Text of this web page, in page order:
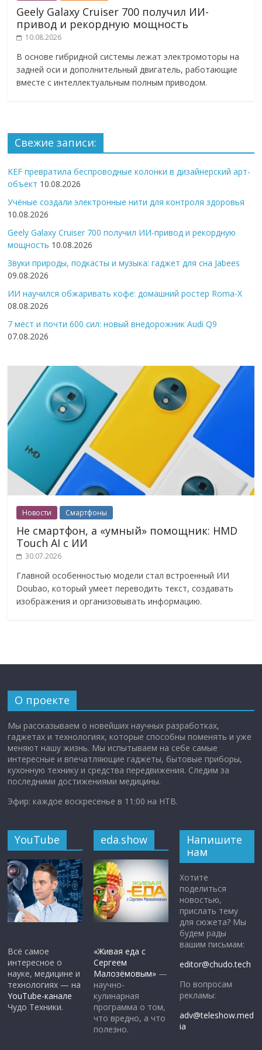
Geely Galaxy Cruiser 700 получил ИИ-
привод и рекордную мощность
10.08.2026
В основе гибридной системы лежат электромоторы на
задней оси и дополнительный двигатель, работающие
вместе с интеллектуальным полным приводом.
Свежие записи:
KEF превратила беспроводные колонки в дизайнерский арт-
объект 10.08.2026
Учёные создали электронные нити для контроля здоровья
10.08.2026
Geely Galaxy Cruiser 700 получил ИИ-привод и рекордную
мощность 10.08.2026
Звуки природы, подкасты и музыка: гаджет для сна Jabees
09.08.2026
ИИ научился обжаривать кофе: домашний ростер Roma-X
08.08.2026
7 мест и почти 600 сил: новый внедорожник Audi Q9
07.08.2026
Новости Смартфоны
Не смартфон, а «умный» помощник: HMD
Touch AI с ИИ
30.07.2026
Главной особенностью модели стал встроенный ИИ
Doubao, который умеет переводить текст, создавать
изображения и организовывать информацию.
О проекте
Мы рассказываем о новейших научных разработках,
гаджетах и технологиях, которые способны поменять и уже
меняют нашу жизнь. Мы испытываем на себе самые
интересные и впечатляющие гаджеты, бытовые приборы,
кухонную технику и средства передвижения. Следим за
последними достижениями медицины.
Эфир: каждое воскресенье в 11:00 на НТВ.
YouTube
Всё самое
интересное о
науке, медицине и
технологиях — на
YouTube-канале
Чудо Техники.
eda.show
«Живая еда с
Сергеем
Малозёмовым» —
научно-
кулинарная
программа о том,
что вредно, а что
полезно.
Напишите
нам
Хотите
поделиться
новостью,
прислать тему
для сюжета? Мы
будем рады
вашим письмам:
editor@chudo.tech
По вопросам
рекламы:
adv@teleshow.med
ia